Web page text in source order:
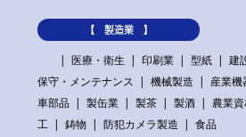
【 製造業 】
医療・衛生
印刷業 型紙 建
保守・メンテナンス
機械製造 産業機
車部品
製缶業 製茶 製酒 農業
工
鋳物 防犯カメラ製造 食品